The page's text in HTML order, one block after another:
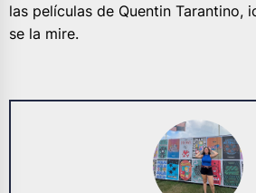
las películas de Quentin Tarantino,
se la mire.